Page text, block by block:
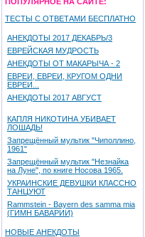
ТЕСТЫ С ОТВЕТАМИ БЕСПЛАТНО
АНЕКДОТЫ 2017 ДЕКАБРЬ/3
ЕВРЕЙСКАЯ МУДРОСТЬ
АНЕКДОТЫ ОТ МАКАРЫЧА - 2
ЕВРЕИ, ЕВРЕИ, КРУГОМ ОДНИ
ЕВРЕИ...
АНЕКДОТЫ 2017 АВГУСТ
КАПЛЯ НИКОТИНА УБИВАЕТ
ЛОШАДЬ!
Запрещённый мультик "Чиполлино,
1961"
Запрещённый мультик "Незнайка
на Луне", по книге Носова 1965.
УКРАИНСКИЕ ДЕВУШКИ КЛАССНО
ТАНЦУЮТ
Rammstein - Bayern des samma mia
(ГИМН БАВАРИИ)
НОВЫЕ АНЕКДОТЫ